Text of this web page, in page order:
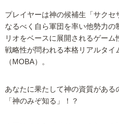
プレイヤーは神の候補生「サクセ
なるべく自ら軍団を率い他勢力の
リオをベースに展開されるゲー
戦略性が問われる本格リアルタイ
（MOBA）。
あなたに果たして神の資質がある
「神のみぞ知る」！？